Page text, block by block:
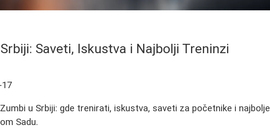
Saveti, Iskustva i Najbolji Treninzi
17
u Srbiji: gde trenirati, iskustva, saveti za početnike i najbolje
Sadu.